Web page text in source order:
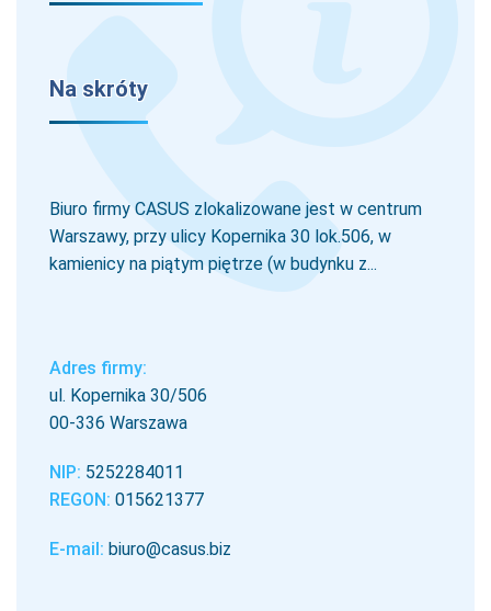
Na skróty
Biuro firmy CASUS zlokalizowane jest w centrum
Warszawy, przy ulicy Kopernika 30 lok.506, w
kamienicy na piątym piętrze (w budynku z...
Adres firmy:
ul. Kopernika 30/506
00-336 Warszawa
NIP: 5252284011
REGON: 015621377
E-mail: biuro@casus.biz